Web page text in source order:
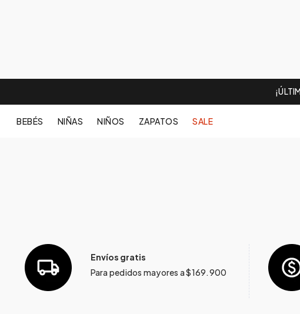
BEBÉS NIÑAS NIÑOS ZAPATOS SALE
Envíos gratis
Para pedidos mayores a $169.900